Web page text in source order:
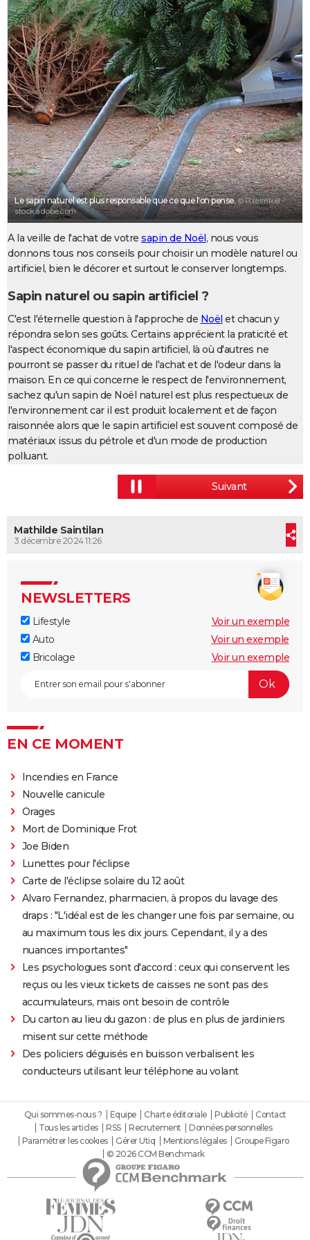
Destinations
City break
Voyage nature
Voyage de noces
Forum
Climat
+
PHOTO
GUIDES D'ACHAT
BONS PLANS
CARTE DE VOEUX
Carte de Noël
Carte Bonne année
Carte Saint-Valentin
Carte Pâques
Carte d'anniversaire
DICTIONNAIRE
Dictionnaire
Biographies
Citations
Expressions
Proverbes
PROGRAMME TV
COPAINS D'AVANT
S'inscrire
Se connecter
Lycées
Collèges
Primaires
Universités
Entreprises
Service militaire
Avis de recherche
AVIS DE DÉCÈS
FORUM
Bricolage
Lifestyle
Culture
Sport
Auto
Television
Voyage
Cinema
Le sapin naturel est plus responsable que ce que l'on pense.© Pixelmixel -
stock.adobe.com
A la veille de l'achat de votre sapin de Noël , nous vous
donnons tous nos conseils pour choisir un modèle naturel ou
artificiel, bien le décorer et surtout le conserver longtemps.
Sapin naturel ou sapin artificiel ?
C'est l'éternelle question à l'approche de Noël et chacun y
répondra selon ses goûts. Certains apprécient la praticité et
l'aspect économique du sapin artificiel, là où d'autres ne
pourront se passer du rituel de l'achat et de l'odeur dans la
maison. En ce qui concerne le respect de l'environnement,
sachez qu'un sapin de Noël naturel est plus respectueux de
l'environnement car il est produit localement et de façon
raisonnée alors que le sapin artificiel est souvent composé de
matériaux issus du pétrole et d'un mode de production
polluant.
Mathilde Saintilan
3 décembre 2024 11:26
NEWSLETTERS
Lifestyle
Voir un exemple
Auto
Voir un exemple
Bricolage
Voir un exemple
EN CE MOMENT
Incendies en France
Nouvelle canicule
Orages
Mort de Dominique Frot
Joe Biden
Lunettes pour l'éclipse
Carte de l'éclipse solaire du 12 août
Alvaro Fernandez, pharmacien, à propos du lavage des
draps : "L'idéal est de les changer une fois par semaine, ou
au maximum tous les dix jours. Cependant, il y a des
nuances importantes"
Les psychologues sont d'accord : ceux qui conservent les
reçus ou les vieux tickets de caisses ne sont pas des
accumulateurs, mais ont besoin de contrôle
Du carton au lieu du gazon : de plus en plus de jardiniers
misent sur cette méthode
Des policiers déguisés en buisson verbalisent les
conducteurs utilisant leur téléphone au volant
Qui sommes-nous ? Equipe Charte éditoriale Publicité
Contact
Tous les articles
RSS Recrutement
Données personnelles
Paramétrer les cookies
Gérer Utiq Mentions légales
Groupe Figaro
© 2026 CCM Benchmark